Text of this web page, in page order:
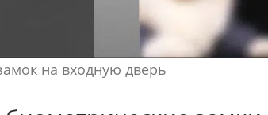
на входную дверь